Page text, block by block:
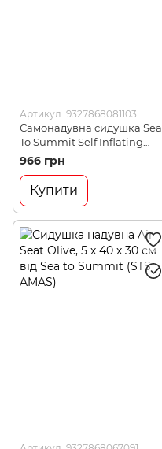
Артикул: 9327868081103
Самонадувна сидушка Sea
To Summit Self Inflating
Delta V Seat Olive, 40 см х
30 см х 4 см (STS AMSIDS)
966 грн
Купити